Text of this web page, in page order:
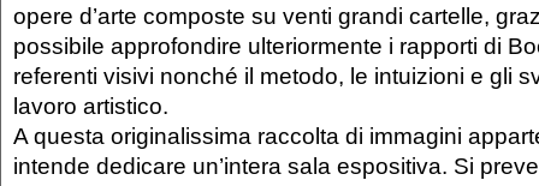
opere d’arte composte su venti grandi cartelle,
possibile approfondire ulteriormente i rapporti di
referenti visivi nonché il metodo, le intuizioni e gli
lavoro artistico.
A questa originalissima raccolta di immagini
intende dedicare un’intera sala espositiva. Si